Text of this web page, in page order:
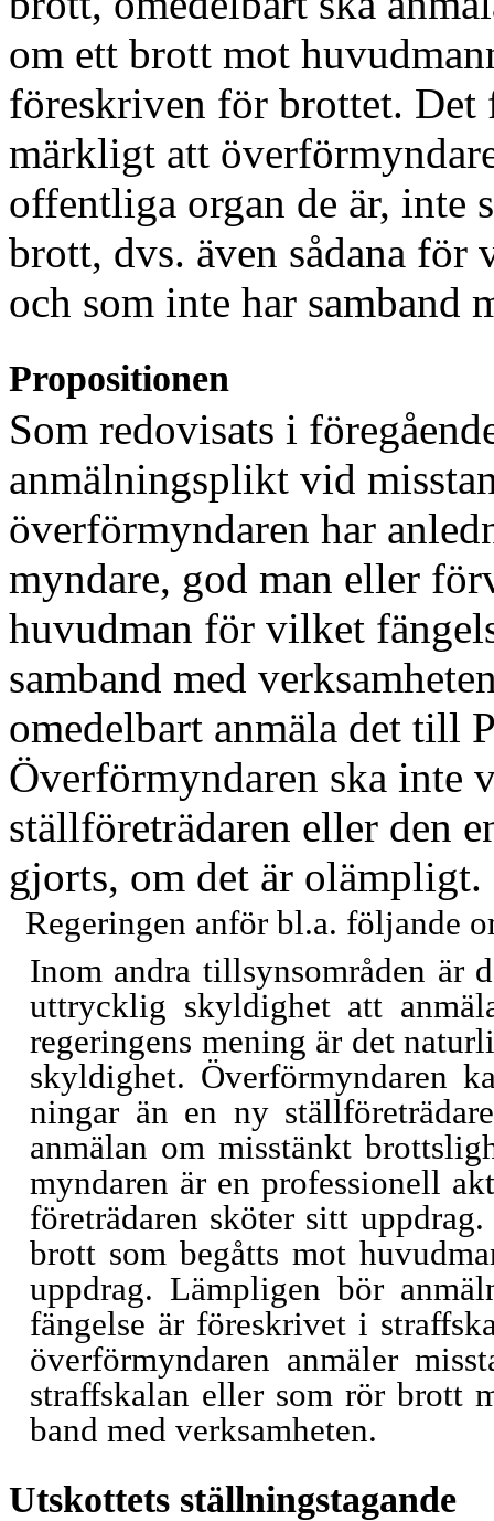
om ett brott mot
föreskriven för brottet. Det
märkligt att
offentliga organ de är, inte
brott, dvs. även sådana
och som inte har samband
Propositionen
Som redovisats i
anmälningsplikt vid
överförmyndaren har
myndare, god man eller
huvudman för vilket
samband med
omedelbart anmäla det till
Överförmyndaren ska inte
ställföreträdaren eller den
gjorts, om det är olämpligt.
Regeringen anför bl.a. följande
Inom andra tillsynsområden är
uttrycklig skyldighet att
regeringens mening är det
skyldighet. Överförmyndaren
ningar än en ny
anmälan om misstänkt
myndaren är en professionell
företrädaren sköter sitt
brott som begåtts mot
uppdrag. Lämpligen bör
fängelse är föreskrivet i
överförmyndaren anmäler
straffskalan eller som rör brott
band med verksamheten.
Utskottets ställningstagande